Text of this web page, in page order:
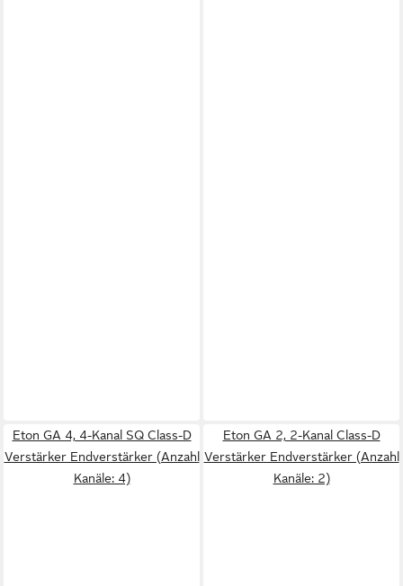
Eton GA 4, 4-Kanal SQ Class-D
Verstärker Endverstärker (Anzahl
Kanäle: 4)
Eton GA 2, 2-Kanal Class-D
Verstärker Endverstärker (Anzahl
Kanäle: 2)